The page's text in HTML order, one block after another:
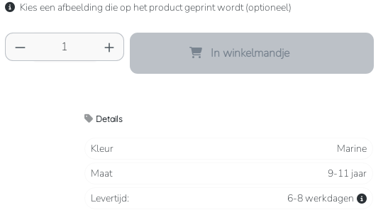
Kies een afbeelding die op het product geprint wordt (optioneel)
Producthoeveelheid: Voer de gewenste
In winkelmandje
Details
Kleur
Marine
Maat
9-11 jaar
Levertijd:
6-8 werkdagen